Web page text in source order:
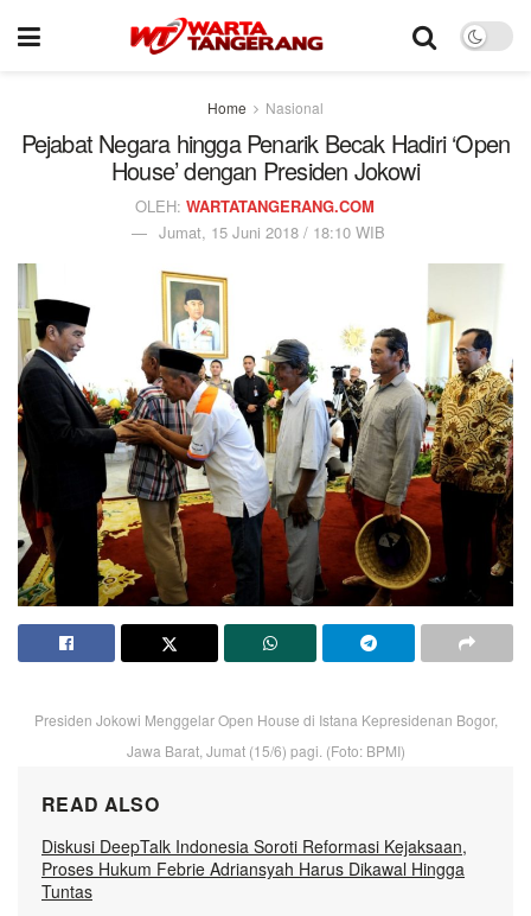
Home Nasional
Pejabat Negara hingga Penarik Becak Hadiri ‘Open
House’ dengan Presiden Jokowi
OLEH: WARTATANGERANG.COM
Jumat, 15 Juni 2018 / 18:10 WIB
Presiden Jokowi Menggelar Open House di Istana Kepresidenan Bogor,
Jawa Barat, Jumat (15/6) pagi. (Foto: BPMI)
READ ALSO
Diskusi DeepTalk Indonesia Soroti Reformasi Kejaksaan,
Proses Hukum Febrie Adriansyah Harus Dikawal Hingga
Tuntas